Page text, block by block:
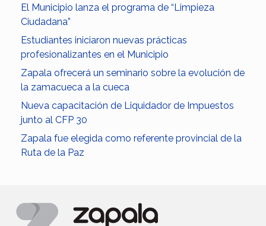
El Municipio lanza el programa de “Limpieza
Ciudadana”
Estudiantes iniciaron nuevas prácticas
profesionalizantes en el Municipio
Zapala ofrecerá un seminario sobre la evolución de
la zamacueca a la cueca
Nueva capacitación de Liquidador de Impuestos
junto al CFP 30
Zapala fue elegida como referente provincial de la
Ruta de la Paz